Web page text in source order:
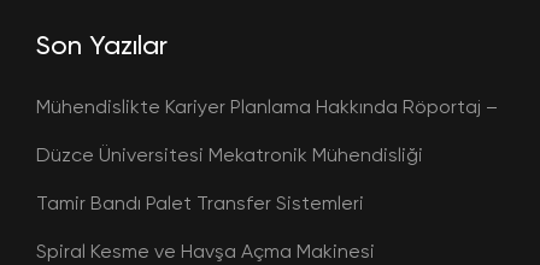
Son Yazılar
Mühendislikte Kariyer Planlama Hakkında Röportaj –
Düzce Üniversitesi Mekatronik Mühendisliği
Tamir Bandı Palet Transfer Sistemleri
Spiral Kesme ve Havşa Açma Makinesi